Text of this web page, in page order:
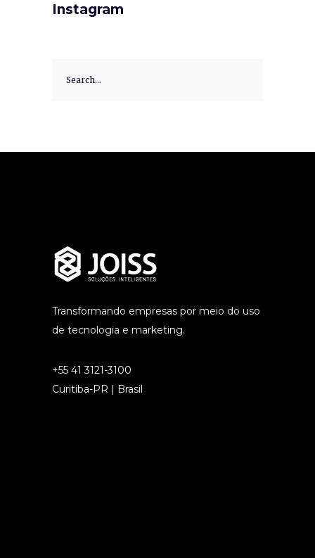
Instagram
for:
Transformando empresas por meio do uso
de tecnologia e marketing.
+55 41 3121-3100
Curitiba-PR | Brasil